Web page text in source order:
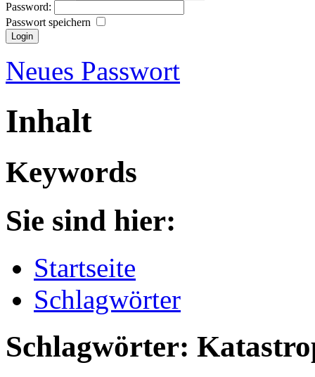
Password:
Passwort speichern
Neues Passwort
Inhalt
Keywords
Sie sind hier:
Startseite
Schlagwörter
Schlagwörter: